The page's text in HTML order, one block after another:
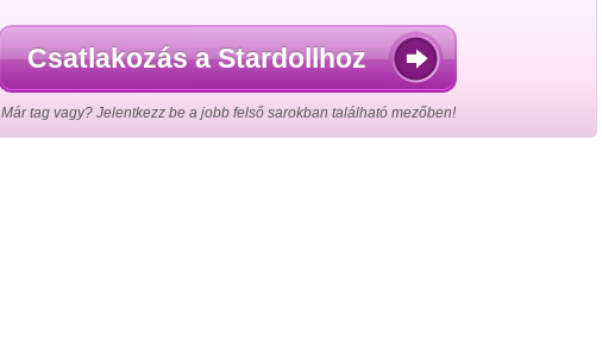
Csatlakozás a Stardollhoz
Már tag vagy? Jelentkezz be a jobb felső sarokban található mezőben!